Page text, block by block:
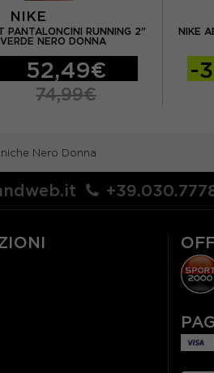
NIKE
PANTALONCINI RUNNING 2"
NERO DONNA
52,49€
74,99€
NIKE
-
Nero Donna